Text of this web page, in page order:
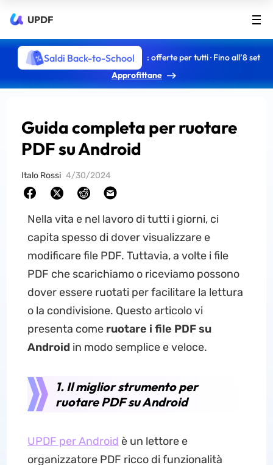
UPDF
Saldi Back-to-School
: offerte per tutti · Fino all’8 set
Approfittane
Guida completa per ruotare
PDF su Android
Italo Rossi 4/30/2024
Nella vita e nel lavoro di tutti i giorni, ci
capita spesso di dover visualizzare e
modificare file PDF. Tuttavia, a volte i file
PDF che scarichiamo o riceviamo possono
dover essere ruotati per facilitare la lettura
o la condivisione. Questo articolo vi
presenta come ruotare i file PDF su
Android in modo semplice e veloce.
1. Il miglior strumento per
ruotare PDF su Android
UPDF per Android è un lettore e
organizzatore PDF ricco di funzionalità